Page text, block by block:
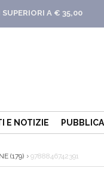
SUPERIORI A € 35,00
E NOTIZIE
(179) 9788846742391